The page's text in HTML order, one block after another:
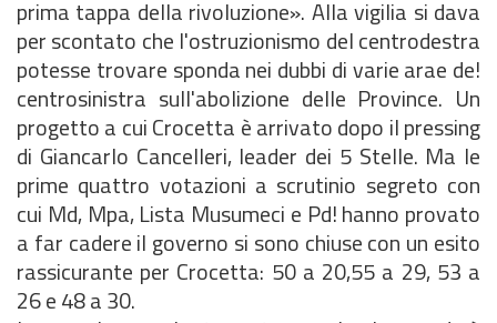
prima tappa della rivoluzione». Alla vigilia si dava
per scontato che l'ostruzionismo del centrodestra
potesse trovare sponda nei dubbi di varie arae de!
centrosinistra sull'abolizione delle Province. Un
progetto a cui Crocetta è arrivato dopo il pressing
di Giancarlo Cancelleri, leader dei 5 Stelle. Ma le
prime quattro votazioni a scrutinio segreto con
cui Md, Mpa, Lista Musumeci e Pd! hanno provato
a far cadere il governo si sono chiuse con un esito
rassicurante per Crocetta: 50 a 20,55 a 29, 53 a
26 e 48 a 30.